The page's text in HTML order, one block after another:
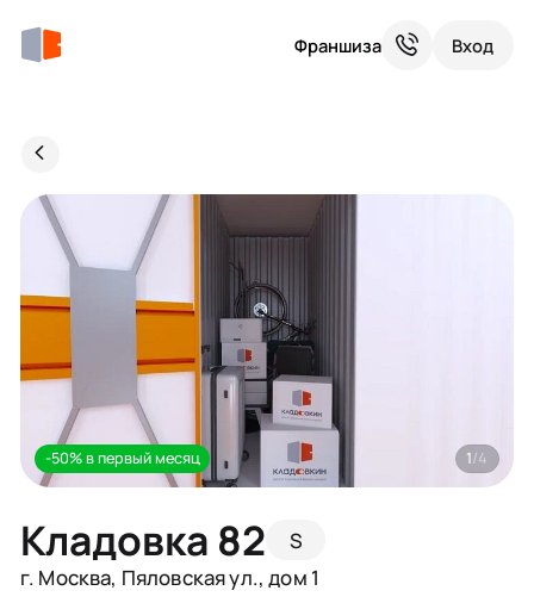
Франшиза Вход
Кладовка 82
S
г. Москва, Пяловская ул., дом 1
-50% в первый месяц 1/4